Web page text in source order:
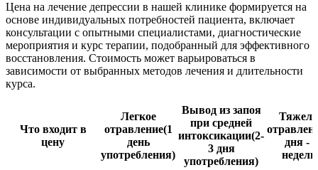
Цена на лечение депрессии в нашей клинике формируется на
основе индивидуальных потребностей пациента, включает
консультации с опытными специалистами, диагностические
мероприятия и курс терапии, подобранный для эффективного
восстановления. Стоимость может варьироваться в
зависимости от выбранных методов лечения и длительности
курса.
Что входит в
цену
Легкое
отравление(1
день
употребления)
Вывод из запоя
при средней
интоксикации(2-
3 дня
употребления)
дня - 2